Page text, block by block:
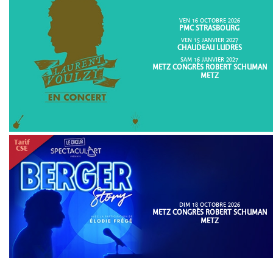
VEN 16 OCTOBRE 2026
PMC STRASBOURG
VEN 15 JANVIER 2027
CHAUDEAU LUDRES
SAM 16 JANVIER 2027
METZ CONGRÈS ROBERT SCHUMAN
METZ
DIM 18 OCTOBRE 2026
METZ CONGRÈS ROBERT SCHUMAN
METZ